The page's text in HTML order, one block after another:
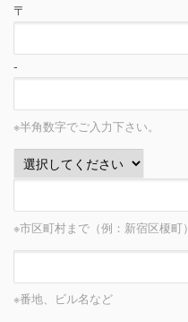
〒
-
※半角数字でご入力下さい。
※市区町村まで（例：新宿区榎町）
※番地、ビル名など